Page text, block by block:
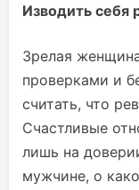
Изводить себя
Зрелая
проверками и
считать, что
Счастливые
лишь на
мужчине, о